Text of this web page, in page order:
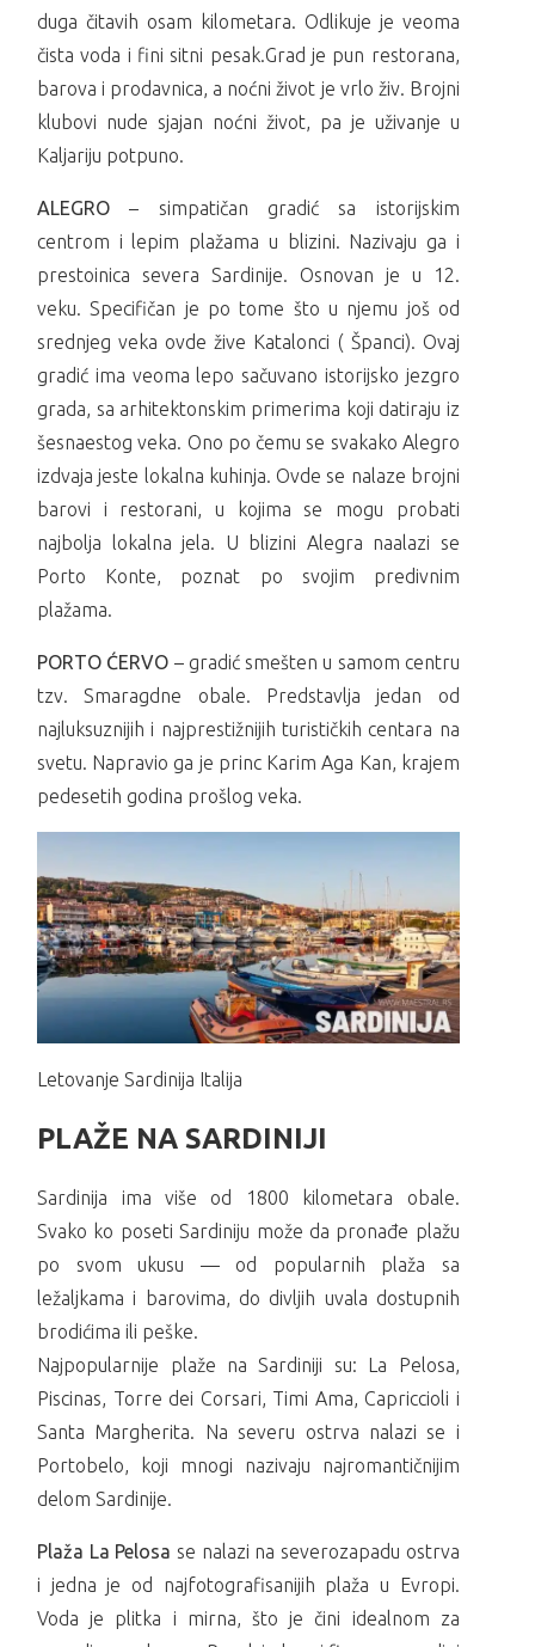
duga čitavih osam kilometara. Odlikuje je veoma
čista voda i fini sitni pesak.Grad je pun restorana,
barova i prodavnica, a noćni život je vrlo živ. Brojni
klubovi nude sjajan noćni život, pa je uživanje u
Kaljariju potpuno.
ALEGRO – simpatičan gradić sa istorijskim
centrom i lepim plažama u blizini. Nazivaju ga i
prestoinica severa Sardinije. Osnovan je u 12.
veku. Specifičan je po tome što u njemu još od
srednjeg veka ovde žive Katalonci ( Španci). Ovaj
gradić ima veoma lepo sačuvano istorijsko jezgro
grada, sa arhitektonskim primerima koji datiraju iz
šesnaestog veka. Ono po čemu se svakako Alegro
izdvaja jeste lokalna kuhinja. Ovde se nalaze brojni
barovi i restorani, u kojima se mogu probati
najbolja lokalna jela. U blizini Alegra naalazi se
Porto Konte, poznat po svojim predivnim
plažama.
PORTO ĆERVO – gradić smešten u samom centru
tzv. Smaragdne obale. Predstavlja jedan od
najluksuznijih i najprestižnijih turističkih centara na
svetu. Napravio ga je princ Karim Aga Kan, krajem
pedesetih godina prošlog veka.
Letovanje Sardinija Italija
PLAŽE NA SARDINIJI
Sardinija ima više od 1800 kilometara obale.
Svako ko poseti Sardiniju može da pronađe plažu
po svom ukusu — od popularnih plaža sa
ležaljkama i barovima, do divljih uvala dostupnih
brodićima ili peške.
Najpopularnije plaže na Sardiniji su: La Pelosa,
Piscinas, Torre dei Corsari, Timi Ama, Capriccioli i
Santa Margherita. Na severu ostrva nalazi se i
Portobelo, koji mnogi nazivaju najromantičnijim
delom Sardinije.
Plaža La Pelosa se nalazi na severozapadu ostrva
i jedna je od najfotografisanijih plaža u Evropi.
Voda je plitka i mirna, što je čini idealnom za